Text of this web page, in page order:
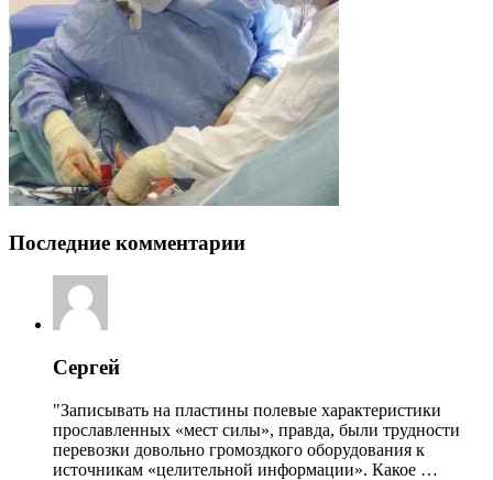
Последние комментарии
Сергей
"Записывать на пластины полевые характеристики
прославленных «мест силы», правда, были трудности
перевозки довольно громоздкого оборудования к
источникам «целительной информации». Какое …